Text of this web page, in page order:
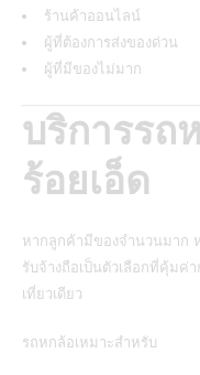
ร้านค้าออนไลน์
ผู้ที่ต้องการส่งของด่วน
ผู้ที่มีของไม่มาก
บริการรถ
ร้อยเอ็ด
หากลูกค้ามีของจำนวนมาก
รับจ้างถือเป็นตัวเลือกที่คุ้มค่
เที่ยวเดียว
รถหกล้อเหมาะสำหรับ